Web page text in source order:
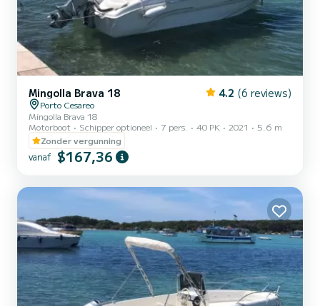
Mingolla Brava 18 4.2 (6 reviews)
Porto Cesareo
Mingolla Brava 18
Motorboot
Schipper optioneel 7 pers. 40 PK 2021
5.6 m
Zonder vergunning
vanaf $167,36